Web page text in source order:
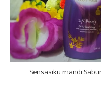
Sensasiku mandi